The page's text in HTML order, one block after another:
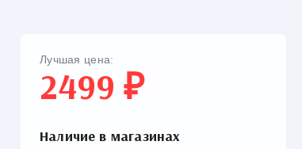
Лучшая цена:
2499 ₽
Наличие в магазинах